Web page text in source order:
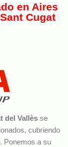
en Aires
Cugat
del Vallèsse
cubriendo
Ponemos a su